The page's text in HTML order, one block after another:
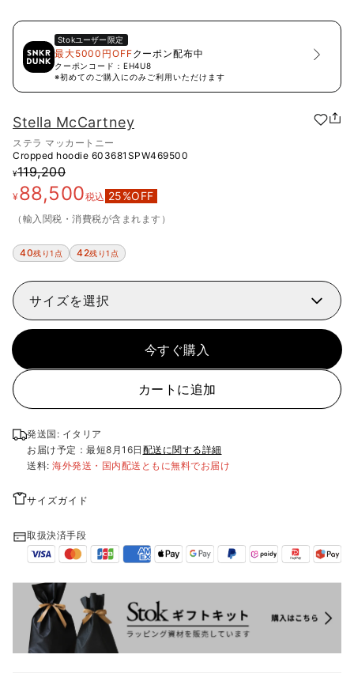
Stokユーザー限定
最大5000円OFFクーポン配布中
クーポンコード： EH4U8
※初めてのご購入にのみご利用いただけます
Stella McCartney
ステラ マッカートニー
Cropped hoodie 603681SPW469500
¥119,200
¥88,500税込 25%OFF
（輸入関税・消費税が含まれます）
40残り1点 42残り1点
サイズを選択
今すぐ購入
カートに追加
発送国: イタリア
お届け予定：最短8月16日 配送に関する詳細
送料: 海外発送・国内配送ともに無料でお届け
サイズガイド
取扱決済手段